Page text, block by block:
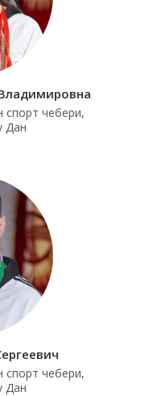
спорт чебери,
Дан
спорт чебери,
Дан